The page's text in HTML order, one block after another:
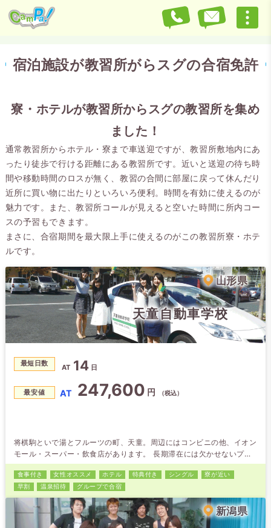
宿泊施設が教習所がらスグの合宿免許
寮・ホテルが教習所からスグの教習所を集め
ました！
通常教習所からホテル・寮まで車送迎ですが、教習所敷地内にあ
ったり徒歩で行ける距離にある教習所です。近いと送迎の待ち時
間や移動時間のロスが無く、教習の合間に部屋に戻って休んだり
近所に買い物に出たりといろいろ便利。時間を有効に使えるのが
魅力です。また、教習所コールが見えると空いた時間に所内コー
スの予習もできます。
まさに、合宿期間を最大限上手に使えるのがこの教習所寮・ホテ
ルです。
山形県
天童自動車学校
最短日数 AT 14 日
最安値 AT 247,600 円 （税込）
将棋駒といで湯とフルーツの町、天童。周辺にはコンビニの他、イオン
モール・スーパー・飲食店があります。 長期滞在には欠かせないプラ
イバシー重視のホテルタイプを全てにご用意してます。 天童自動車
学校は「練習コースが広い」と大評判。時には、地元グルメを振舞うイ
ベントも開催しています。
食事付き 女性オススメ ホテル 特典付き シングル
寮が近い
早割
温泉招待 グループで合宿
新潟県